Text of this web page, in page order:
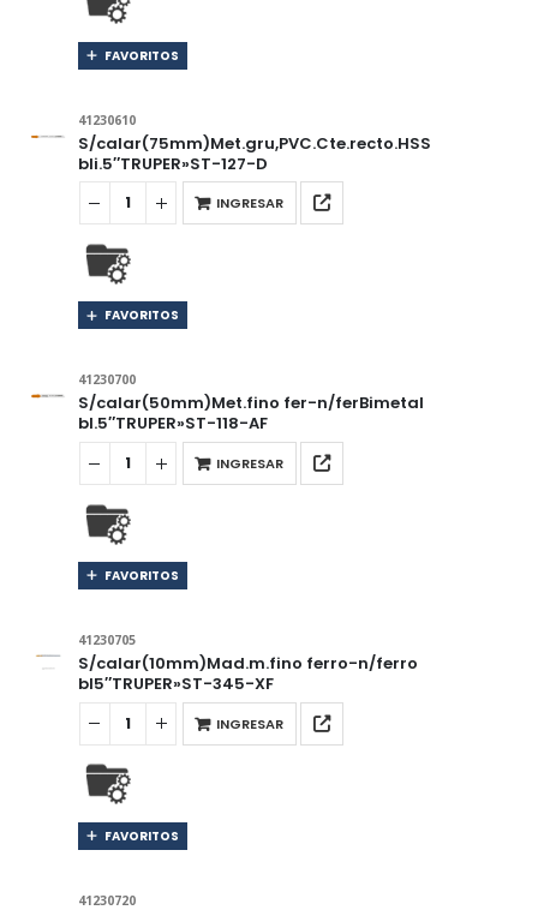
FAVORITOS
41230610
S/calar(75mm)Met.gru,PVC.Cte.recto.HSS
bli.5″TRUPER»ST-127-D
INGRESAR
FAVORITOS
41230700
S/calar(50mm)Met.fino fer-n/ferBimetal
bl.5″TRUPER»ST-118-AF
INGRESAR
FAVORITOS
41230705
S/calar(10mm)Mad.m.fino ferro-n/ferro
bl5″TRUPER»ST-345-XF
INGRESAR
FAVORITOS
41230720